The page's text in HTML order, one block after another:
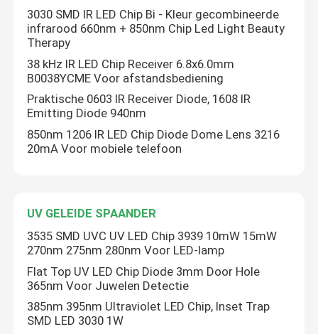
Alle Gevallen
Hoogste SMD-leiden
Zijaanzichtsmd leiden
Bi-color SMD-LED
Meerkleurige SMD LED
LED-koepellens
Door Gatenleiden
3030 SMD IR LED Chip Bi - Kleur gecombineerde
infrarood 660nm + 850nm Chip Led Light Beauty
Therapy
38 kHz IR LED Chip Receiver 6.8x6.0mm
B0038YCME Voor afstandsbediening
Praktische 0603 IR Receiver Diode, 1608 IR
Emitting Diode 940nm
850nm 1206 IR LED Chip Diode Dome Lens 3216
20mA Voor mobiele telefoon
UV GELEIDE SPAANDER
3535 SMD UVC UV LED Chip 3939 10mW 15mW
270nm 275nm 280nm Voor LED-lamp
Flat Top UV LED Chip Diode 3mm Door Hole
365nm Voor Juwelen Detectie
385nm 395nm Ultraviolet LED Chip, Inset Trap
SMD LED 3030 1W